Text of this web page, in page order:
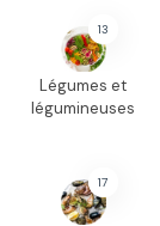
13
Légumes et
légumineuses
17